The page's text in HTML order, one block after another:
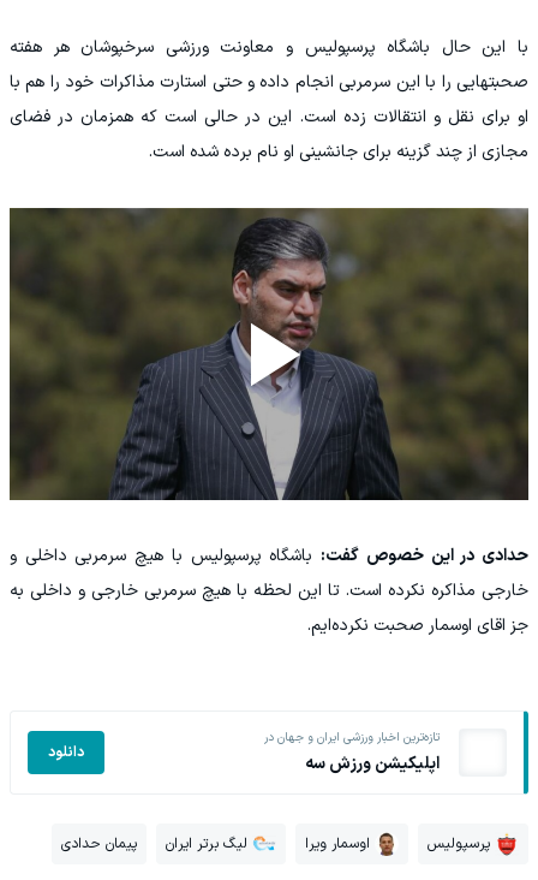
با این حال باشگاه پرسپولیس و معاونت ورزشی سرخپوشان هر هفته
صحبتهایی را با این سرمربی انجام داده و حتی استارت مذاکرات خود را هم با
او برای نقل و انتقالات زده است. این در حالی است که همزمان در فضای
مجازی از چند گزینه برای جانشینی او نام برده شده است.
حدادی در این خصوص گفت: باشگاه پرسپولیس با هیچ سرمربی داخلی و
خارجی مذاکره نکرده است. تا این لحظه با هیچ سرمربی خارجی و داخلی به
جز اقای اوسمار صحبت نکرده‌ایم.
تازه‌ترین اخبار ورزشی ایران و جهان در
اپلیکیشن ورزش سه دانلود
پرسپولیس اوسمار ویرا لیگ برتر ایران پیمان حدادی